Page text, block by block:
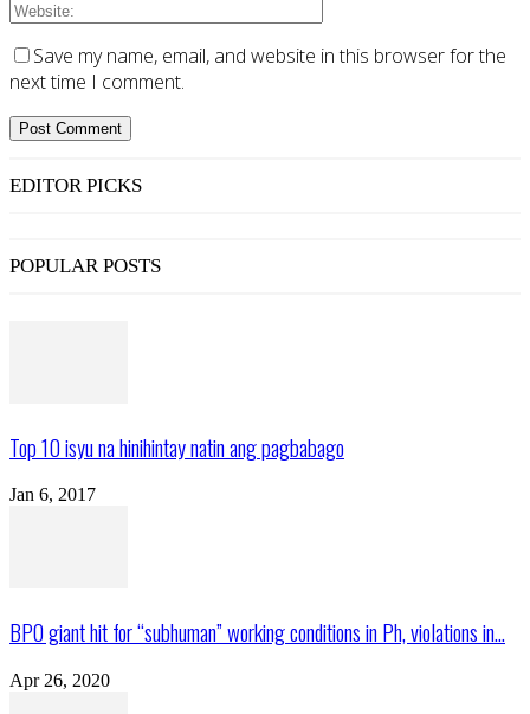
Save my name, email, and website in this browser for the
next time I comment.
EDITOR PICKS
POPULAR POSTS
Top 10 isyu na hinihintay natin ang pagbabago
Jan 6, 2017
BPO giant hit for “subhuman” working conditions in Ph, violations in...
Apr 26, 2020